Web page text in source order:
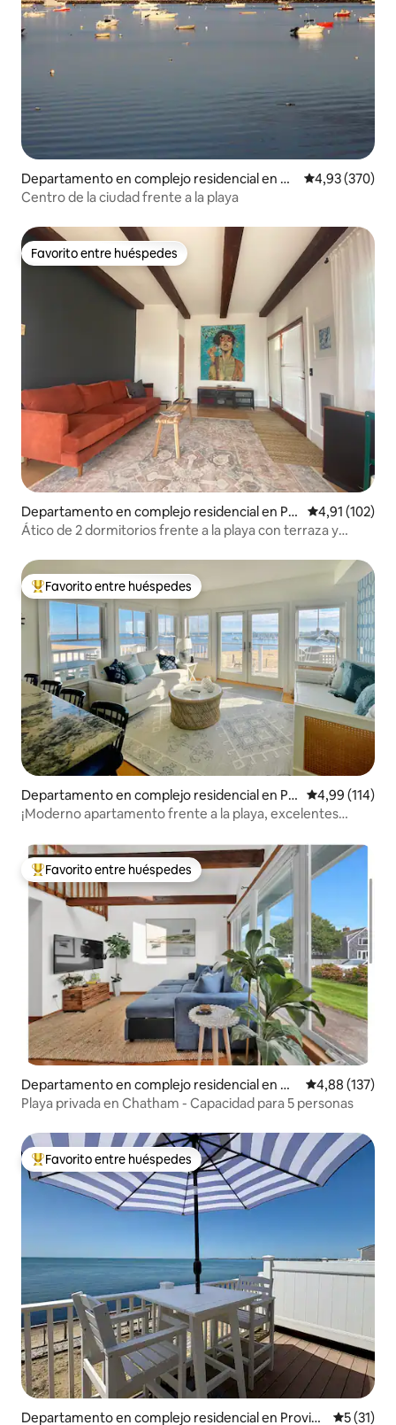
Departamento en complejo residencial en Pr
ovincetown
Calificación
4,93 (370)
Centro de la ciudad frente a la playa
Favorito entre huéspedes
Favorito entre huéspedes
Departamento en complejo residencial en Pr
ovincetown
Calificación
4,91 (102)
Ático de 2 dormitorios frente a la playa con terraza y
Favorito entre los huéspedes más destacados
Favorito entre huéspedes
Departamento en complejo residencial en Pr
ovincetown
Calificación
4,99 (114)
¡Moderno apartamento frente a la playa, excelentes
Favorito entre los huéspedes más destacados
Favorito entre huéspedes
Departamento en complejo residencial en Ch
atham
Calificación
4,88 (137)
Playa privada en Chatham - Capacidad para 5 personas
Favorito entre los huéspedes más destacados
Favorito entre huéspedes
Departamento en complejo residencial en Provinc 5 (31)